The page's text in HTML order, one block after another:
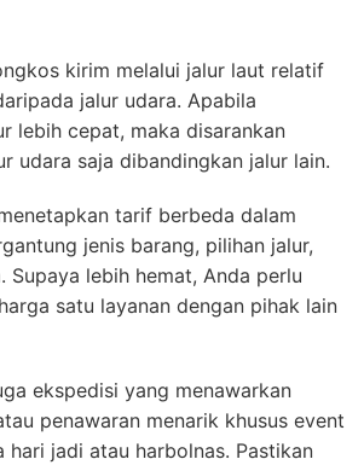
kirim melalui jalur laut relatif
jalur udara. Apabila
lebih cepat, maka disarankan
udara saja dibandingkan jalur lain.
tarif berbeda dalam
jenis barang, pilihan jalur,
Supaya lebih hemat, Anda perlu
satu layanan dengan pihak lain
ekspedisi yang menawarkan
penawaran menarik khusus event
hari jadi atau harbolnas. Pastikan